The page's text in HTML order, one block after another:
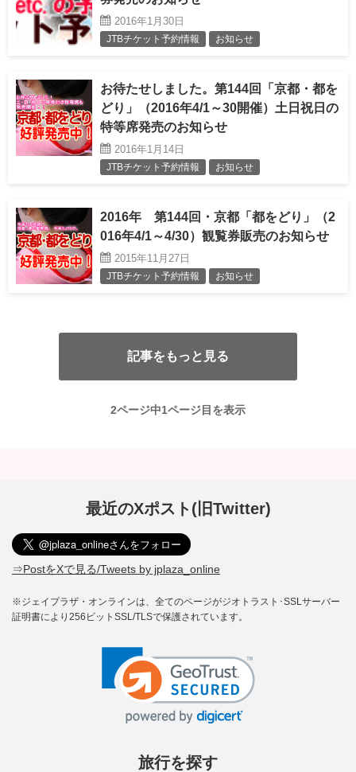
2016年1月30日
JTBチケット予約情報 お知らせ
お待たせしました。第144回「京都・都を
どり」（2016年4/1～30開催）土日祝日の
特等席発売のお知らせ
2016年1月14日
JTBチケット予約情報 お知らせ
2016年 第144回・京都「都をどり」（2
016年4/1～4/30）観覧券販売のお知らせ
2015年11月27日
JTBチケット予約情報 お知らせ
記事をもっと見る
2ページ中1ページ目を表示
最近のXポスト(旧Twitter)
⇒PostをXで見る/Tweets by jplaza_online
※ジェイプラザ・オンラインは、全てのページがジオトラスト･SSLサーバー
証明書により256ビットSSL/TLSで保護されています。
旅行を探す